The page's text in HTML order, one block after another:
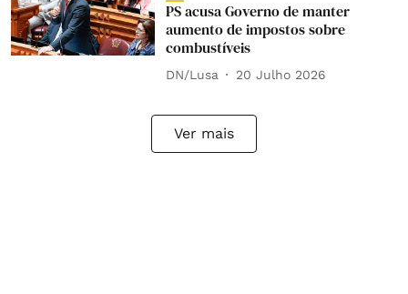
PS acusa Governo de manter
aumento de impostos sobre
combustíveis
DN/Lusa 20 Julho 2026
Ver mais